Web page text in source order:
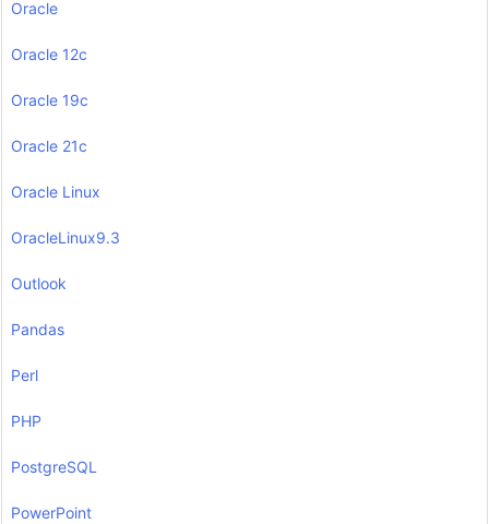
Oracle
Oracle 12c
Oracle 19c
Oracle 21c
Oracle Linux
OracleLinux9.3
Outlook
Pandas
Perl
PHP
PostgreSQL
PowerPoint